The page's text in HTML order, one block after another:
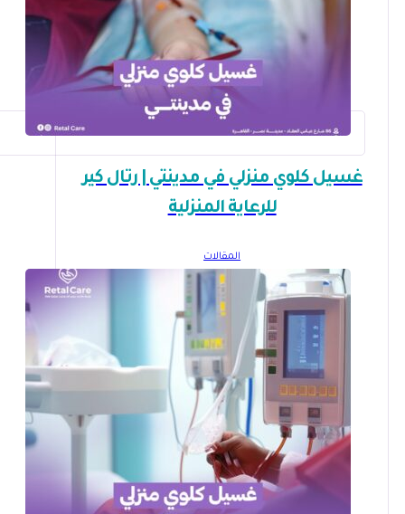
غسيل كلوي منزلي في مدينتي | رتال كير
للرعاية المنزلية
المقالات